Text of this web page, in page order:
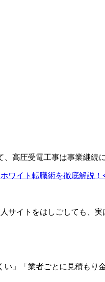
高圧受電工事は事業継続
サイトをはしごしても、
」「業者ごとに見積もり